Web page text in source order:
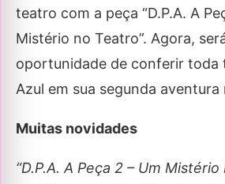
teatro com a peça “D.P.A. A
Mistério no Teatro”. Agora,
oportunidade de conferir toda
Azul em sua segunda aventura
Muitas novidades
“D.P.A. A Peça 2 – Um Mistério